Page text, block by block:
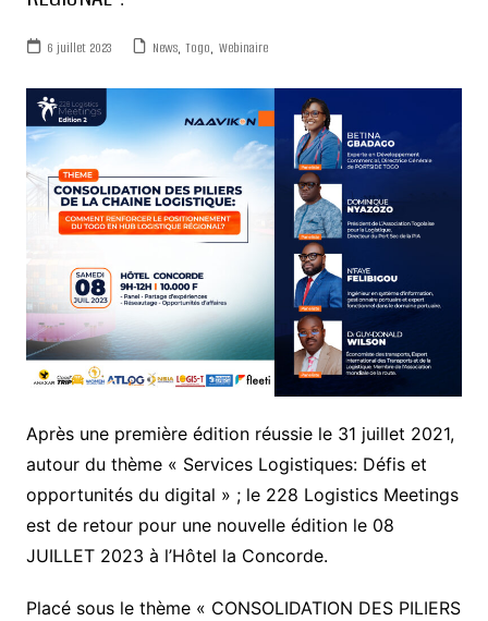
6 juillet 2023 News, Togo, Webinaire
Après une première édition réussie le 31 juillet 2021,
autour du thème « Services Logistiques: Défis et
opportunités du digital » ; le 228 Logistics Meetings
est de retour pour une nouvelle édition le 08
JUILLET 2023 à l’Hôtel la Concorde.
Placé sous le thème « CONSOLIDATION DES PILIERS